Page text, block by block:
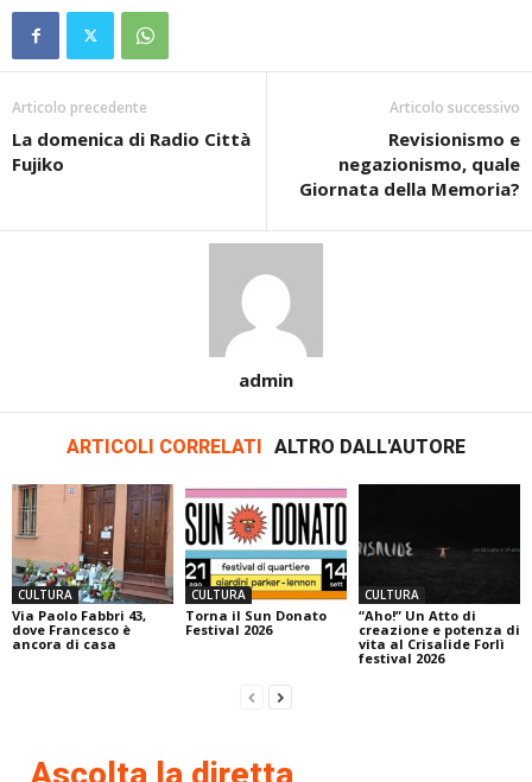
Articolo precedente
La domenica di Radio Città
Fujiko
Articolo successivo
Revisionismo e
negazionismo, quale
Giornata della Memoria?
admin
ARTICOLI CORRELATI ALTRO DALL'AUTORE
CULTURA
Via Paolo Fabbri 43,
dove Francesco è
ancora di casa
CULTURA
Torna il Sun Donato
Festival 2026
CULTURA
“Aho!” Un Atto di
creazione e potenza di
vita al Crisalide Forlì
festival 2026